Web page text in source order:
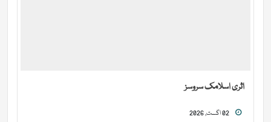
اثری اسلامک سروسز